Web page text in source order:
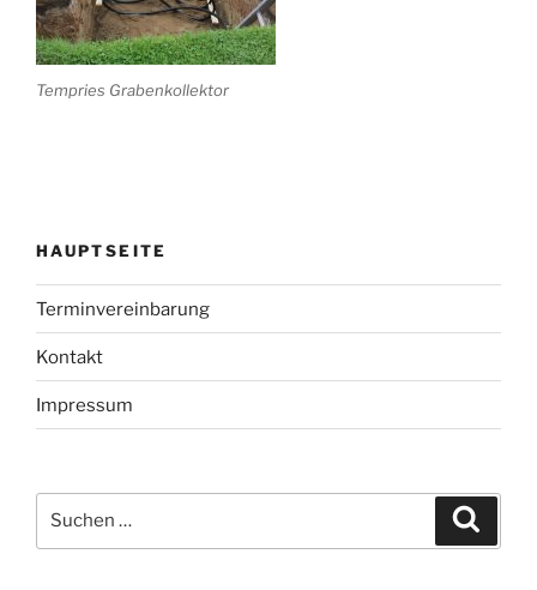
Tempries Grabenkollektor
HAUPTSEITE
Terminvereinbarung
Kontakt
Impressum
nach: